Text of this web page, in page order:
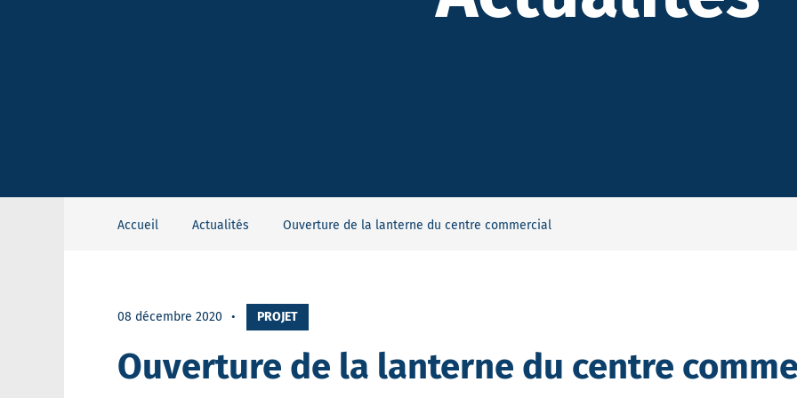
Accueil Actualités Ouverture de la lanterne du centre commercial
08 décembre 2020 PROJET
Ouverture de la lanterne du centre